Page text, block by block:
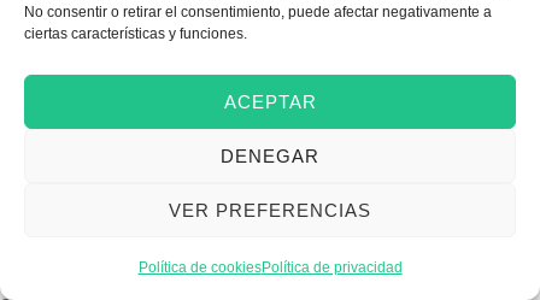
No consentir o retirar el consentimiento, puede afectar negativamente a
ciertas características y funciones.
ACEPTAR
DENEGAR
VER PREFERENCIAS
Política de cookiesPolítica de privacidad
Proporcionamos acompañamiento financiero a
primeras fases como en las fases de consolidación y
expansión, impulsando el desarrollo de la región.
competitiva e innovadora oferta de infraestructuras
empresariales. Promocionamos, gestionamos y